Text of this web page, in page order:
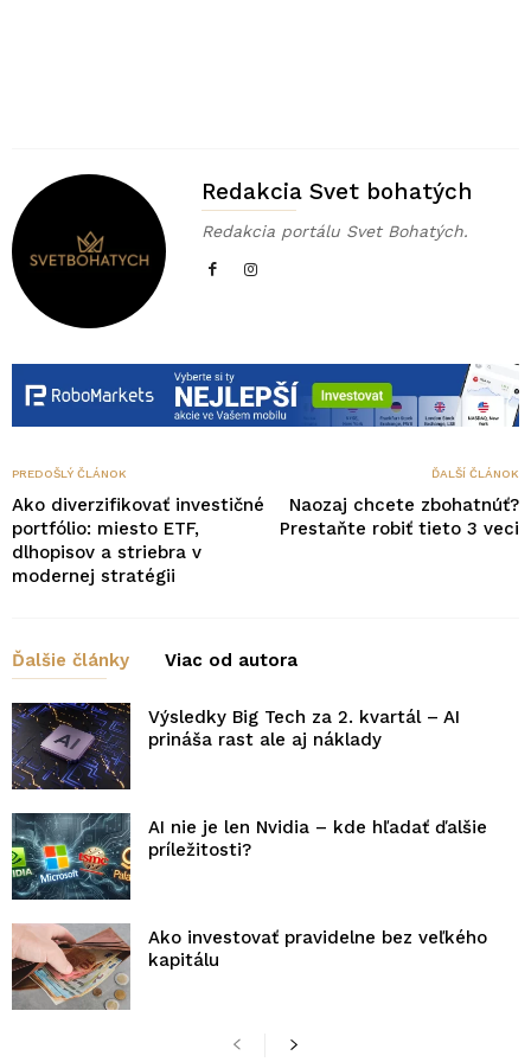
Redakcia Svet bohatých
Redakcia portálu Svet Bohatých.
PREDOŠLÝ ČLÁNOK
Ako diverzifikovať investičné
portfólio: miesto ETF,
dlhopisov a striebra v
modernej stratégii
ĎALŠÍ ČLÁNOK
Naozaj chcete zbohatnúť?
Prestaňte robiť tieto 3 veci
Ďalšie články Viac od autora
Výsledky Big Tech za 2. kvartál – AI
prináša rast ale aj náklady
AI nie je len Nvidia – kde hľadať ďalšie
príležitosti?
Ako investovať pravidelne bez veľkého
kapitálu